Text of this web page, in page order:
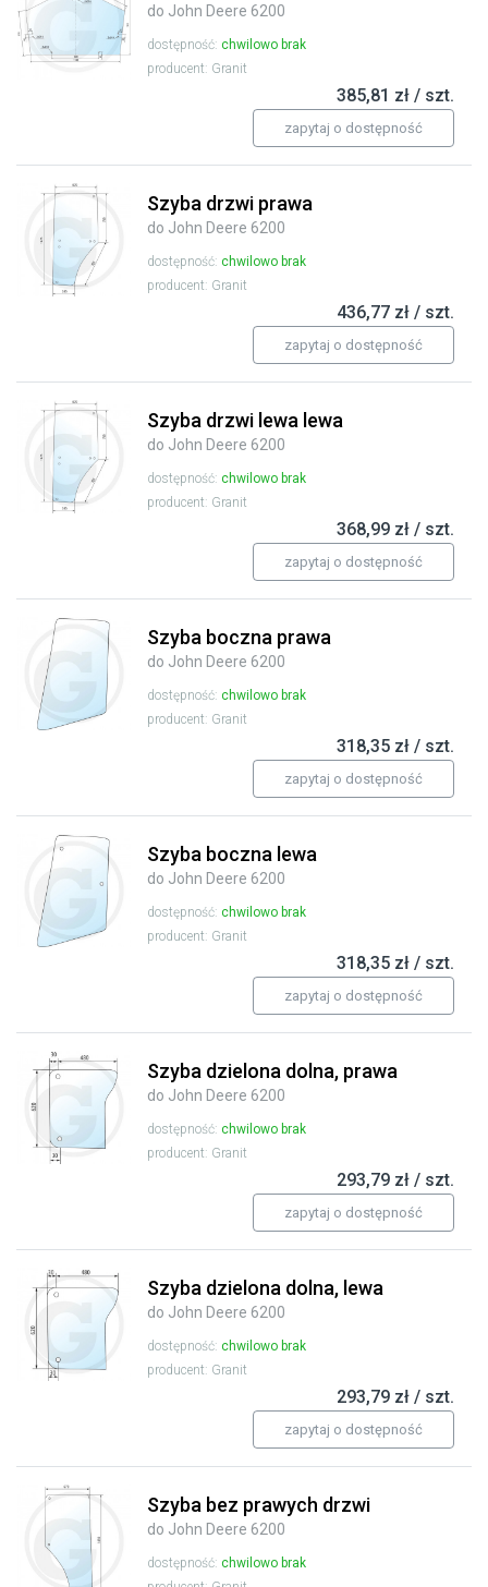
do John Deere 6200
dostępność: chwilowo brak
producent: Granit
385,81 zł / szt.
zapytaj o dostępność
Szyba drzwi prawa
do John Deere 6200
dostępność: chwilowo brak
producent: Granit
436,77 zł / szt.
zapytaj o dostępność
Szyba drzwi lewa lewa
do John Deere 6200
dostępność: chwilowo brak
producent: Granit
368,99 zł / szt.
zapytaj o dostępność
Szyba boczna prawa
do John Deere 6200
dostępność: chwilowo brak
producent: Granit
318,35 zł / szt.
zapytaj o dostępność
Szyba boczna lewa
do John Deere 6200
dostępność: chwilowo brak
producent: Granit
318,35 zł / szt.
zapytaj o dostępność
Szyba dzielona dolna, prawa
do John Deere 6200
dostępność: chwilowo brak
producent: Granit
293,79 zł / szt.
zapytaj o dostępność
Szyba dzielona dolna, lewa
do John Deere 6200
dostępność: chwilowo brak
producent: Granit
293,79 zł / szt.
zapytaj o dostępność
Szyba bez prawych drzwi
do John Deere 6200
dostępność: chwilowo brak